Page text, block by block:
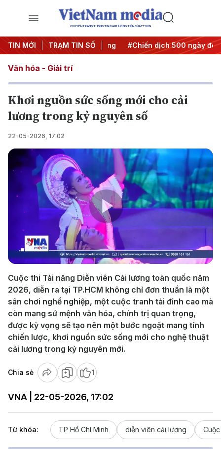
CHUYÊN TRANG THÔNG TIN ĐA PHƯƠNG TIỆN CỦA TTXVN
TIN MỚI TRẠM TIN SỐ
Nghị quyết thành hành động #Chiến dịch 500 ngày đêm
Văn hóa - Giải trí
Khơi nguồn sức sống mới cho cải
lương trong kỷ nguyên số
22-05-2026, 17:02
Play
Video
Cuộc thi Tài năng Diễn viên Cải lương toàn quốc năm
2026, diễn ra tại TP.HCM không chỉ đơn thuần là một
sân chơi nghề nghiệp, một cuộc tranh tài đỉnh cao mà
còn mang sứ mệnh văn hóa, chính trị quan trọng,
được kỳ vọng sẽ tạo nên một bước ngoặt mang tính
chiến lược, khơi nguồn sức sống mới cho nghệ thuật
cải lương trong kỷ nguyên mới.
Chia sẻ 1
VNA | 22-05-2026, 17:02
Từ khóa: TP Hồ Chí Minh diễn viên cải lương